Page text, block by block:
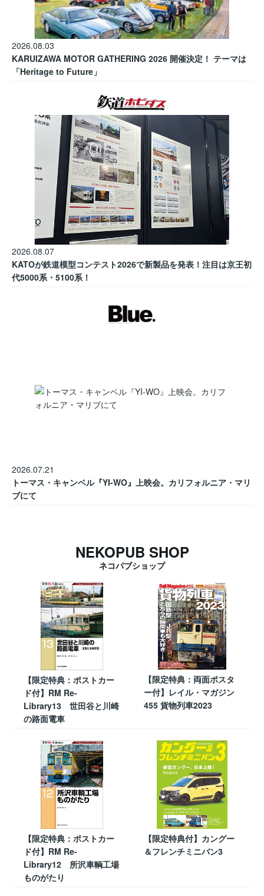
2026.08.03
KARUIZAWA MOTOR GATHERING 2026 開催決定！ テーマは
「Heritage to Future」
2026.08.07
KATOが鉄道模型コンテスト2026で新製品を発表！注目は京王初
代5000系・5100系！
2026.07.21
トーマス・キャンベル『YI-WO』上映会。カリフォルニア・マリ
ブにて
NEKOPUB SHOP
ネコパブショップ
【限定特典：ポストカー
ド付】RM Re-
Library13 世田谷と川崎
の路面電車
【限定特典：両面ポスタ
ー付】レイル・マガジン
455 貨物列車2023
【限定特典：ポストカー
ド付】RM Re-
Library12 所沢車輌工場
ものがたり
【限定特典付】カングー
＆フレンチミニバン3